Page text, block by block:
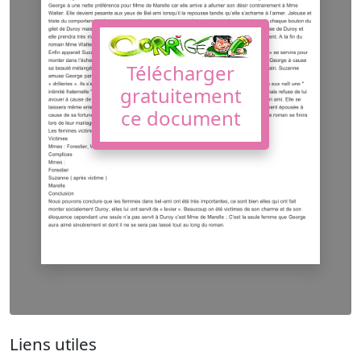
Télécharger
gratuitement
ce document
Liens utiles